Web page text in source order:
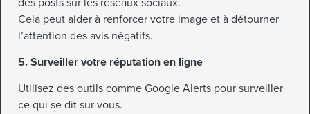
Cela peut aider à renforcer votre image et à détourner
l’attention des avis négatifs.
5. Surveiller votre réputation en ligne
Utilisez des outils comme Google Alerts pour surveiller
ce qui se dit sur vous.